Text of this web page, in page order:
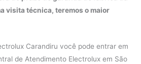
visita técnica, teremos o maior
Carandiru você pode entrar em
de Atendimento Electrolux em São